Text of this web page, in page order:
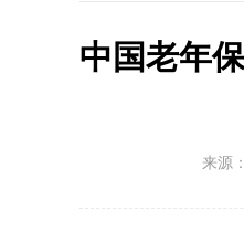
中国老年
来源